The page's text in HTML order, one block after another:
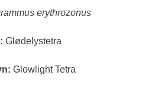
erythrozonus
Glødelystetra
Glowlight Tetra